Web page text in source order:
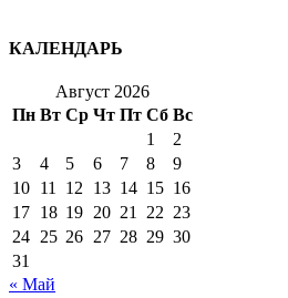
КАЛЕНДАРЬ
Август 2026
Пн Вт Ср Чт Пт Сб Вс
1
2
3
4 5 6 7 8
9
10 11 12 13 14 15 16
17 18 19 20 21 22 23
24 25 26 27 28 29 30
31
« Май